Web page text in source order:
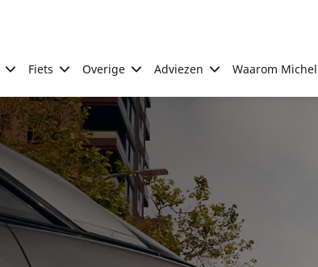
Fiets Overige Adviezen Waarom